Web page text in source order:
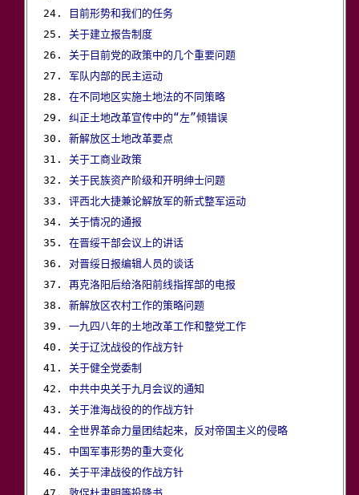
24.
目前形势和我们的任务
25. 关于建立报告制度
26. 关于目前党的政策中的几个重要问题
27. 军队内部的民主运动
28. 在不同地区实施土地法的不同策略
29. 纠正土地改革宣传中的“左”倾错误
30. 新解放区土地改革要点
31. 关于工商业政策
32. 关于民族资产阶级和开明绅士问题
33. 评西北大捷兼论解放军的新式整军运动
34. 关于情况的通报
35. 在晋绥干部会议上的讲话
36. 对晋绥日报编辑人员的谈话
37. 再克洛阳后给洛阳前线指挥部的电报
38. 新解放区农村工作的策略问题
39. 一九四八年的土地改革工作和整党工作
40. 关于辽沈战役的作战方针
41. 关于健全党委制
42. 中共中央关于九月会议的通知
43. 关于淮海战役的的作战方针
44. 全世界革命力量团结起来，反对帝国主义的侵略
45. 中国军事形势的重大变化
46. 关于平津战役的作战方针